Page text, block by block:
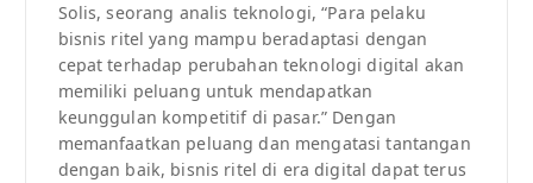
Solis, seorang analis teknologi, “Para pelaku
bisnis ritel yang mampu beradaptasi dengan
cepat terhadap perubahan teknologi digital akan
memiliki peluang untuk mendapatkan
keunggulan kompetitif di pasar.” Dengan
memanfaatkan peluang dan mengatasi tantangan
dengan baik, bisnis ritel di era digital dapat terus